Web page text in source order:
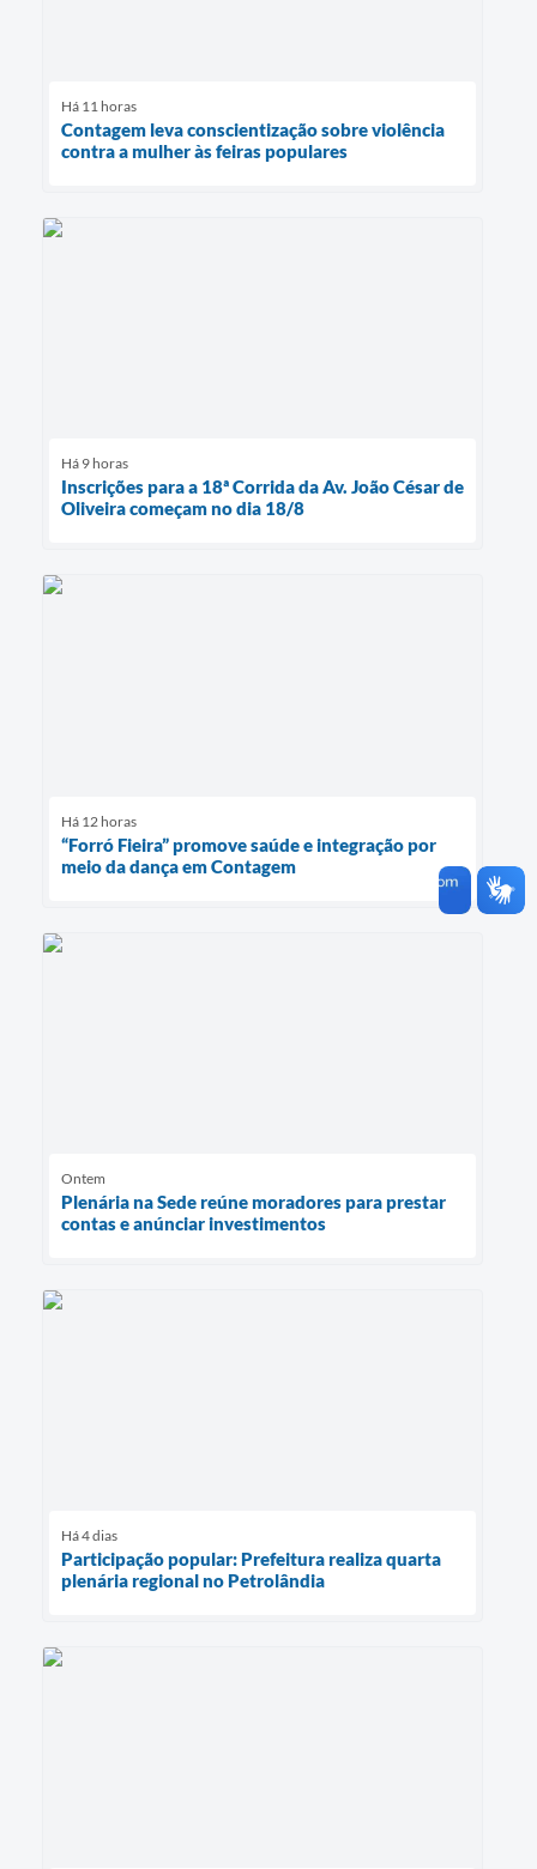
Há 11 horas
Contagem leva conscientização sobre violência
contra a mulher às feiras populares
Há 9 horas
Inscrições para a 18ª Corrida da Av. João César de
Oliveira começam no dia 18/8
Há 12 horas
“Forró Fieira” promove saúde e integração por
meio da dança em Contagem
Ontem
Plenária na Sede reúne moradores para prestar
contas e anúnciar investimentos
Há 4 dias
Participação popular: Prefeitura realiza quarta
plenária regional no Petrolândia